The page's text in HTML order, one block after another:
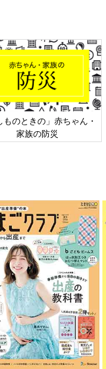
六星占術 細木かおりさんの
相談